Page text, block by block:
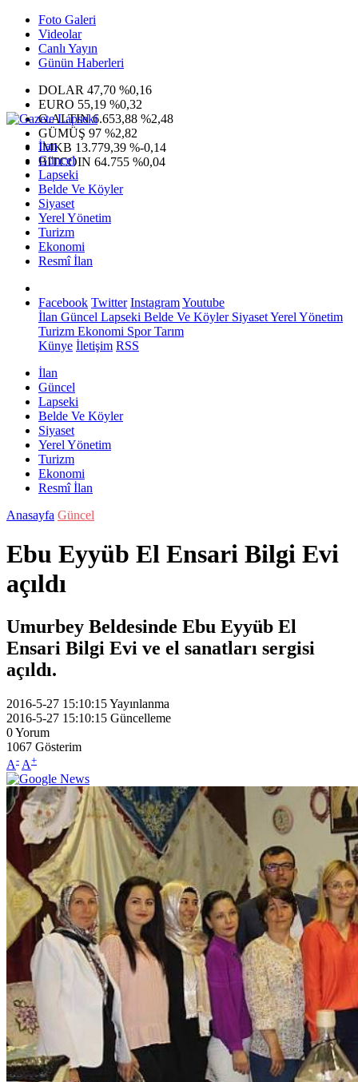
Foto Galeri
Videolar
Canlı Yayın
Günün Haberleri
DOLAR 47,70 %0,16
EURO 55,19 %0,32
G.ALTIN6.653,88 %2,48
GÜMÜŞ 97 %2,82
IMKB 13.779,39 %-0,14
BITCOIN 64.755 %0,04
İlan
Güncel
Lapseki
Belde Ve Köyler
Siyaset
Yerel Yönetim
Turizm
Ekonomi
Resmî İlan
Facebook Twitter InstagramYoutube
İlan Güncel Lapseki Belde Ve KöylerSiyasetYerel Yönetim
Turizm Ekonomi SporTarım
Künye İletişim RSS
İlan
Güncel
Lapseki
Belde Ve Köyler
Siyaset
Yerel Yönetim
Turizm
Ekonomi
Resmî İlan
Anasayfa Güncel
Ebu Eyyüb El Ensari Bilgi Evi
açıldı
Umurbey Beldesinde Ebu Eyyüb El
Ensari Bilgi Evi ve el sanatları sergisi
açıldı.
2016-5-27 15:10:15Yayınlanma
2016-5-27 15:10:15 Güncelleme
0Yorum
1067 Gösterim
A- A+